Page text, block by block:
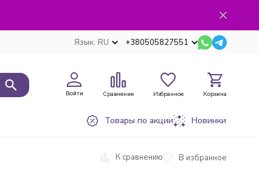
Язык: RU +380505827551
Войти Сравнение Избранное Корзина
Товары по акции Новинки
К сравнению В избранное